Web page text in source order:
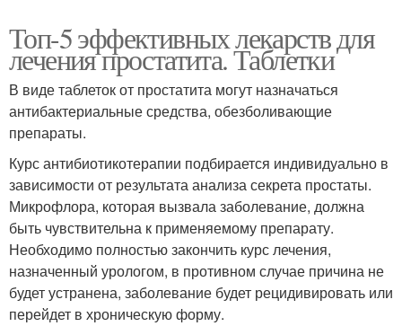
Топ-5 эффективных лекарств для
лечения простатита. Таблетки
В виде таблеток от простатита могут назначаться
антибактериальные средства, обезболивающие
препараты.
Курс антибиотикотерапии подбирается индивидуально в
зависимости от результата анализа секрета простаты.
Микрофлора, которая вызвала заболевание, должна
быть чувствительна к применяемому препарату.
Необходимо полностью закончить курс лечения,
назначенный урологом, в противном случае причина не
будет устранена, заболевание будет рецидивировать или
перейдет в хроническую форму.